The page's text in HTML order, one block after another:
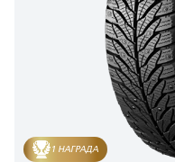
1 НАГРАДА